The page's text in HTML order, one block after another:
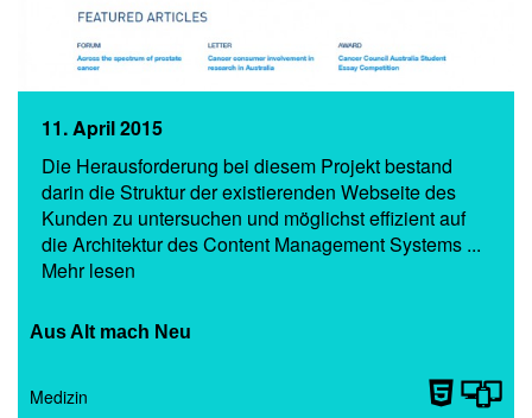
11. April 2015
Die Herausforderung bei diesem Projekt bestand
darin die Struktur der existierenden Webseite des
Kunden zu untersuchen und möglichst effizient auf
die Architektur des Content Management Systems ...
Mehr lesen
Aus Alt mach Neu
Medizin